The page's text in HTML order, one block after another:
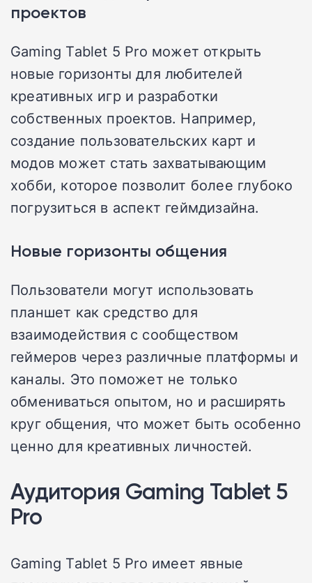
проектов
Gaming Tablet 5 Pro может открыть
новые горизонты для любителей
креативных игр и разработки
собственных проектов. Например,
создание пользовательских карт и
модов может стать захватывающим
хобби, которое позволит более глубоко
погрузиться в аспект геймдизайна.
Новые горизонты общения
Пользователи могут использовать
планшет как средство для
взаимодействия с сообществом
геймеров через различные платформы и
каналы. Это поможет не только
обмениваться опытом, но и расширять
круг общения, что может быть особенно
ценно для креативных личностей.
Аудитория Gaming Tablet 5
Pro
Gaming Tablet 5 Pro имеет явные